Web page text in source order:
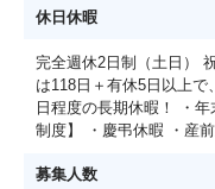
休日休暇
完全週休2日制（土日）
は118日＋有休5日以上
日程度の長期休暇！ ・
制度】 ・慶弔休暇 ・産
募集人数